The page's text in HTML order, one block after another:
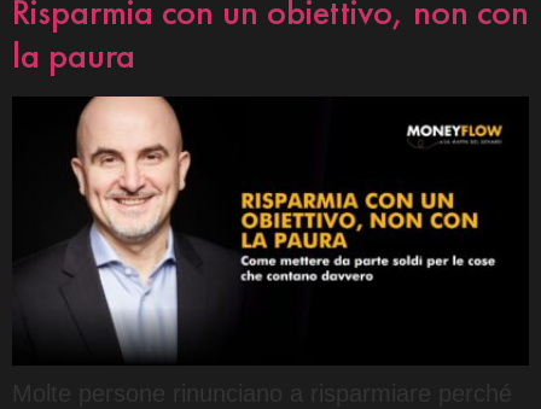
Risparmia con un obiettivo, non con
la paura
Molte persone rinunciano a risparmiare perché